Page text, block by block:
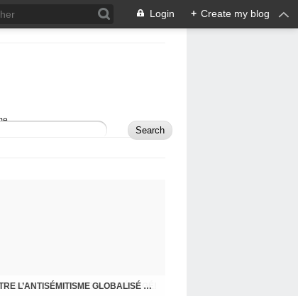
Login + Create my blog
COMMENT DÉFENDRE ISRAËL ET LUTTER CONTRE L’ANTISÉMITISME GLOBALISÉ À L’ÈRE DES RÉSEAUX SOCIAUX?
RAPPEL - MON BLOG A DÉMÉNAGÉ!